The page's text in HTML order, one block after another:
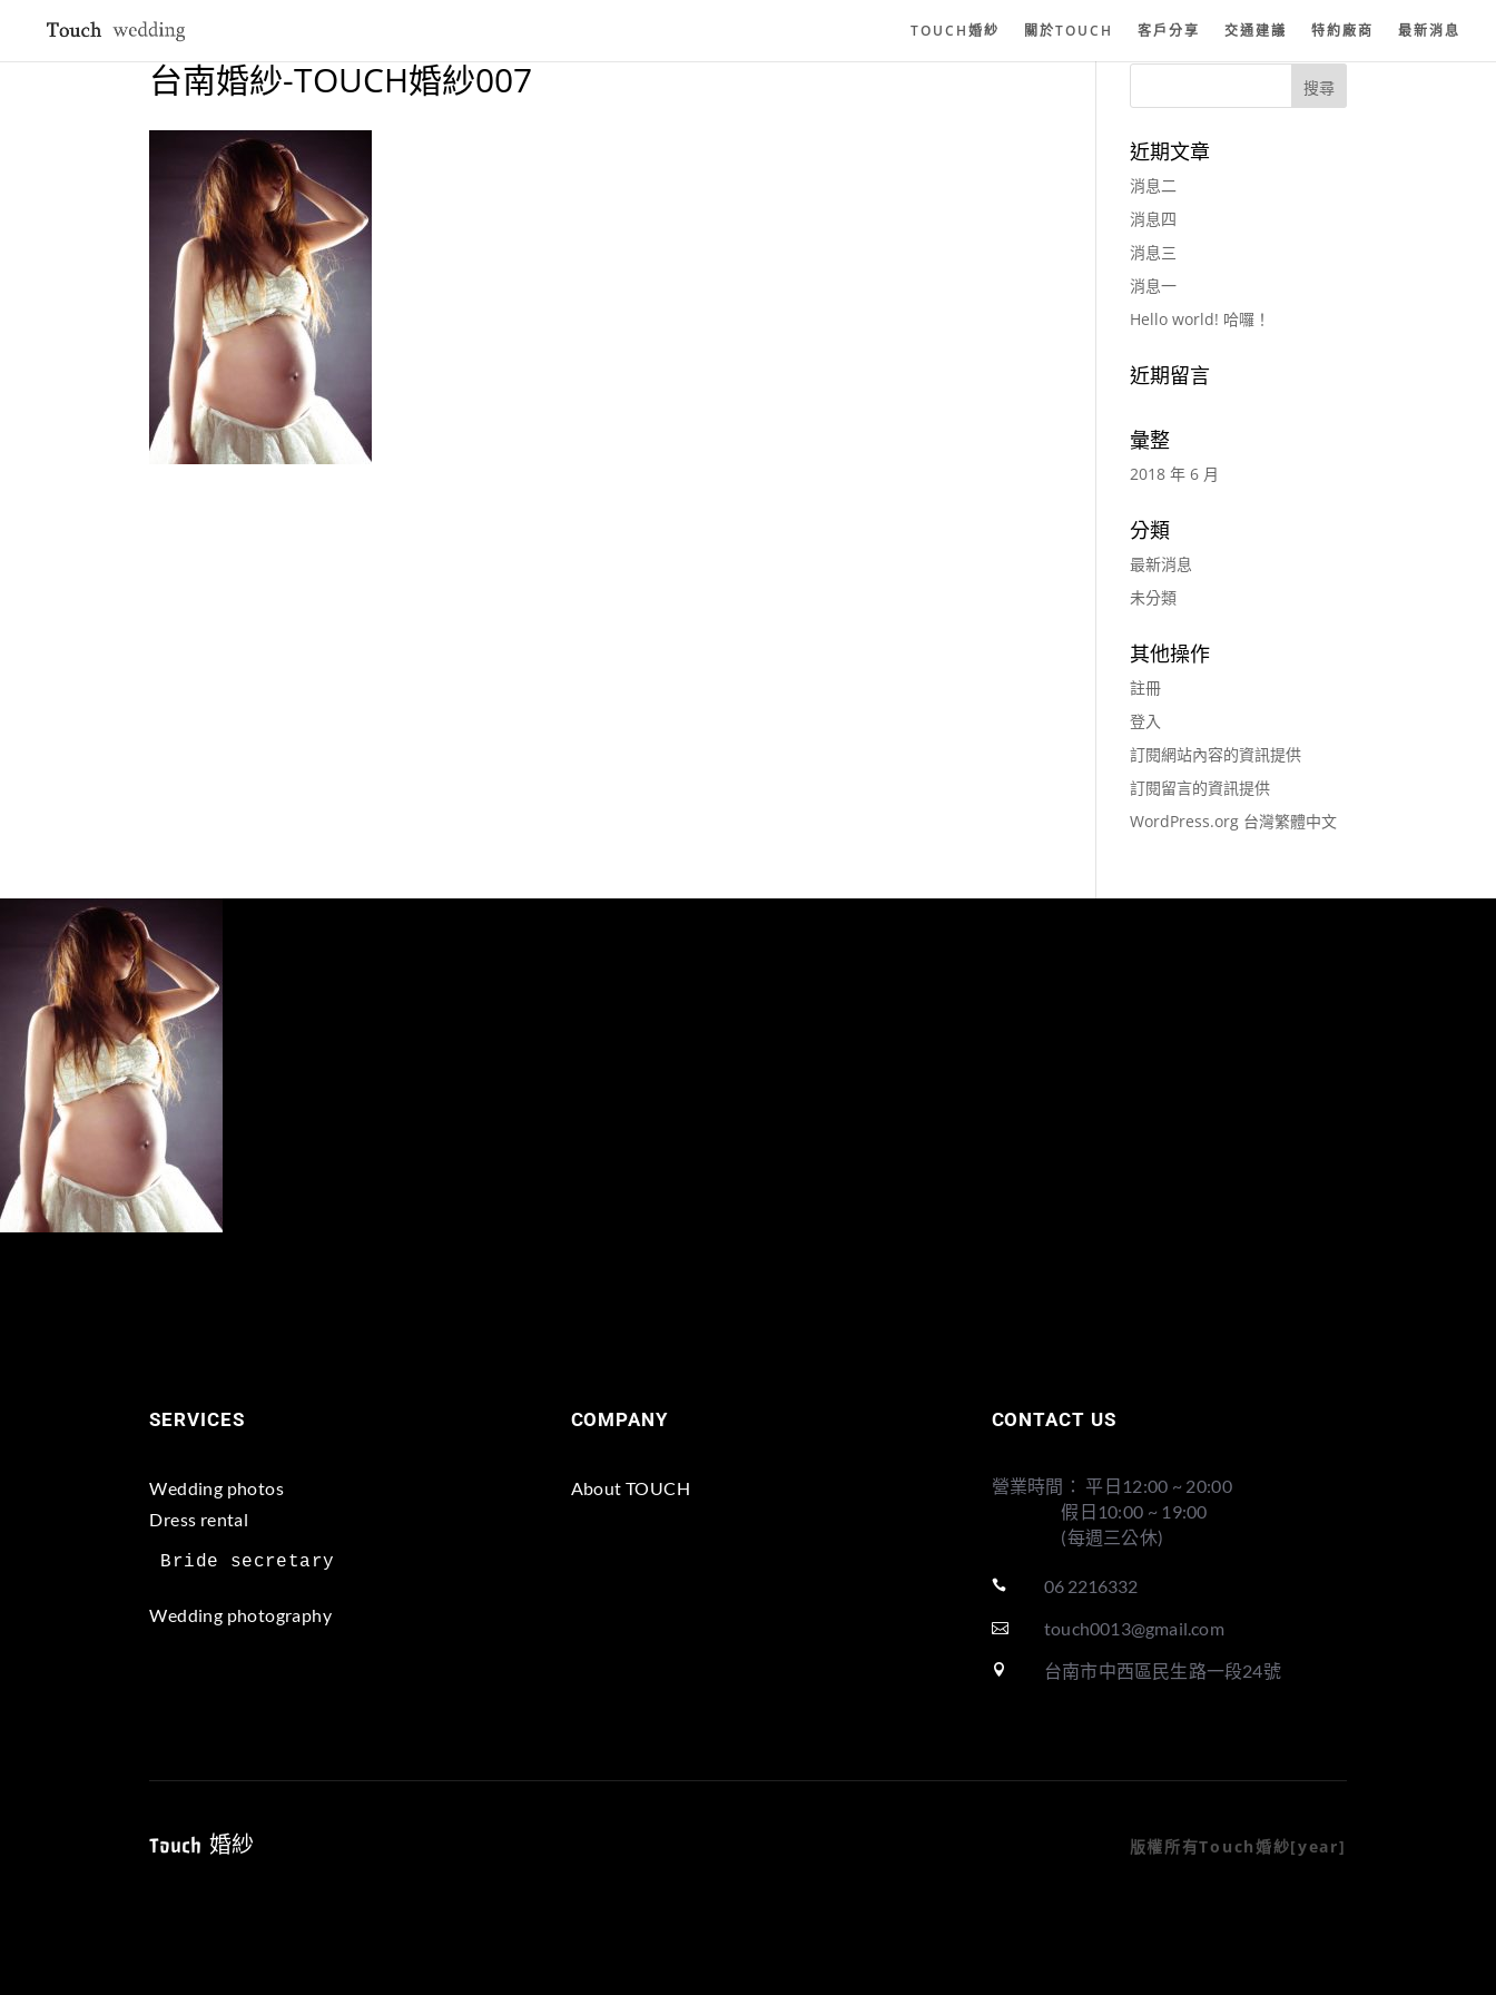
TOUCH婚紗 關於TOUCH 客戶分享 交通建議 特約廠商 最新消息
台南婚紗-TOUCH婚紗007
近期文章
消息二
消息四
消息三
消息一
Hello world! 哈囉！
近期留言
彙整
2018 年 6 月
分類
最新消息
未分類
其他操作
註冊
登入
訂閱網站內容的資訊提供
訂閱留言的資訊提供
WordPress.org 台灣繁體中文
SERVICES
Wedding photos
Dress rental
Wedding photography
COMPANY
About TOUCH
CONTACT US
營業時間： 平日12:00 ~ 20:00
假日10:00 ~ 19:00
(每週三公休)
 06 2216332
 touch0013@gmail.com
 台南市中西區民生路一段24號
Touch 婚紗 版權所有Touch婚紗[year]